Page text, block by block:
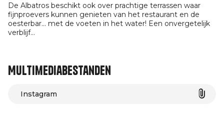
De Albatros beschikt ook over prachtige terrassen waar
fijnproevers kunnen genieten van het restaurant en de
oesterbar… met de voeten in het water! Een onvergetelijk
verblijf…
Multimediabestanden
Instagram